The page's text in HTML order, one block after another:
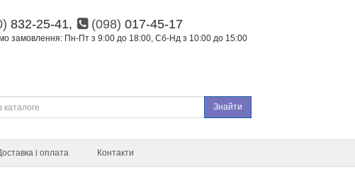
832-25-41, (098) 017-45-17
замовлення: Пн-Пт з 9:00 до 18:00, Сб-Нд з 10:00 до 15:00
Знайти
і оплата Контакти